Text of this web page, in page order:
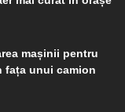
mașinii pentru
fața unui camion